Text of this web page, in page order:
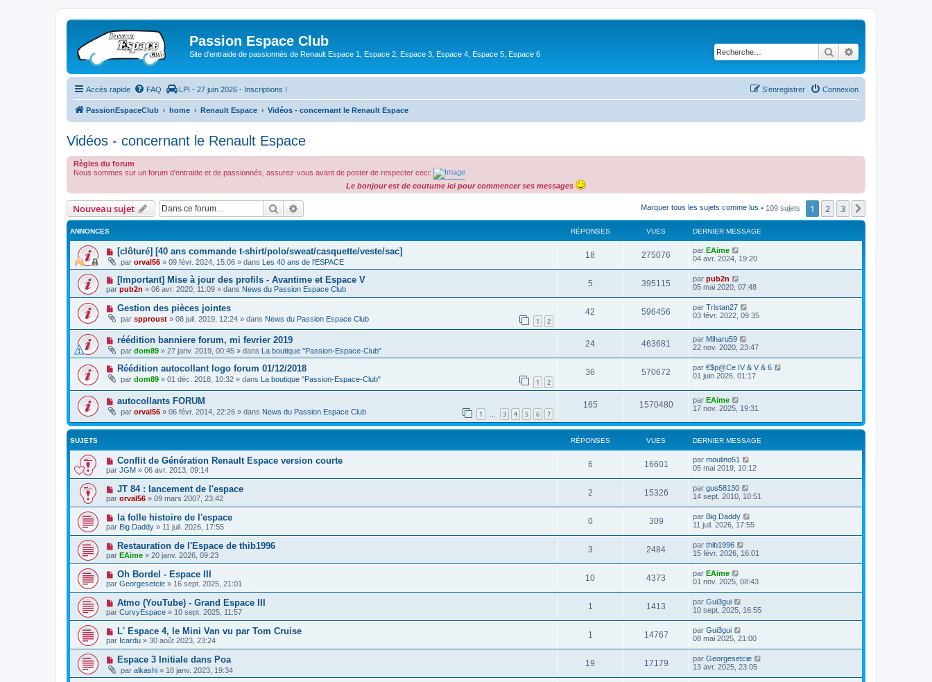
Passion Espace Club
Site d'entraide de passionnés de Renault Espace 1, Espace 2, Espace 3, Espace 4, Espace 5, Espace 6 Rechercher
Accès rapide FAQ LPI - 27 juin 2026 - Inscriptions ! Connexion
S’enregistrer
PassionEspaceClub home Renault Espace Vidéos - concernant le Renault Espace
Vidéos - concernant le Renault Espace
Règles du forum
Nous sommes sur un forum d'entraide et de passionnés, assurez-vous avant de poster de respecter ceci:
Le bonjour est de coutume ici pour commencer ses messages
Nouveau sujet Rechercher Marquer tous les sujets comme lus • 109 sujets 1 2 3
ANNONCES RÉPONSES VUES DERNIER MESSAGE
[clôturé] [40 ans commande t-shirt/polo/sweat/casquette/veste/sac]
par orval56 » 09 févr. 2024, 15:06 » dans Les 40 ans de l'ESPACE
18 275076 par EAime
04 avr. 2024, 19:20
[Important] Mise à jour des profils - Avantime et Espace V
par pub2n » 06 avr. 2020, 11:09 » dans News du Passion Espace Club
5 395115 par pub2n
05 mai 2020, 07:48
Gestion des pièces jointes
par spproust » 08 juil. 2019, 12:24 » dans News du Passion Espace Club 1 2
42 596456 par Tristan27
03 févr. 2022, 09:35
réédition banniere forum, mi fevrier 2019
par dom89 » 27 janv. 2019, 00:45 » dans La boutique "Passion-Espace-Club"
24 463681 par Miharu59
22 nov. 2020, 23:47
Réédition autocollant logo forum 01/12/2018
par dom89 » 01 déc. 2018, 10:32 » dans La boutique "Passion-Espace-Club" 1 2
36 570672 par €$p@Ce IV & V & 6
01 juin 2026, 01:17
autocollants FORUM
par orval56 » 06 févr. 2014, 22:26 » dans News du Passion Espace Club 1 3 4 5 6 7
165 1570480 par EAime
17 nov. 2025, 19:31
SUJETS RÉPONSES VUES DERNIER MESSAGE
Conflit de Génération Renault Espace version courte
par JGM » 06 avr. 2013, 09:14
6 16601 par moulino51
05 mai 2019, 10:12
JT 84 : lancement de l'espace
par orval56 » 09 mars 2007, 23:42
2 15326 par gus58130
14 sept. 2010, 10:51
la folle histoire de l'espace
par Big Daddy » 11 juil. 2026, 17:55
0 309 par Big Daddy
11 juil. 2026, 17:55
Restauration de l'Espace de thib1996
par EAime » 20 janv. 2026, 09:23
3 2484 par thib1996
15 févr. 2026, 16:01
Oh Bordel - Espace III
par Georgesetcie » 16 sept. 2025, 21:01
10 4373 par EAime
01 nov. 2025, 08:43
Atmo (YouTube) - Grand Espace III
par CurvyEspace » 10 sept. 2025, 11:57
1 1413 par Gui3gui
10 sept. 2025, 16:55
L' Espace 4, le Mini Van vu par Tom Cruise
par Icardu » 30 août 2023, 23:24
1 14767 par Gui3gui
08 mai 2025, 21:00
Espace 3 Initiale dans Poa
par alkashi » 18 janv. 2023, 19:34
19 17179 par Georgesetcie
13 avr. 2025, 23:05